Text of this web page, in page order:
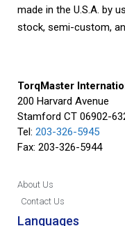
made in the U.S.A. by
stock, semi-custom,
TorqMaster
200 Harvard Avenue
Stamford CT 06902-
Tel: 203-326-5945
Fax: 203-326-5944
About Us
Contact Us
Languages